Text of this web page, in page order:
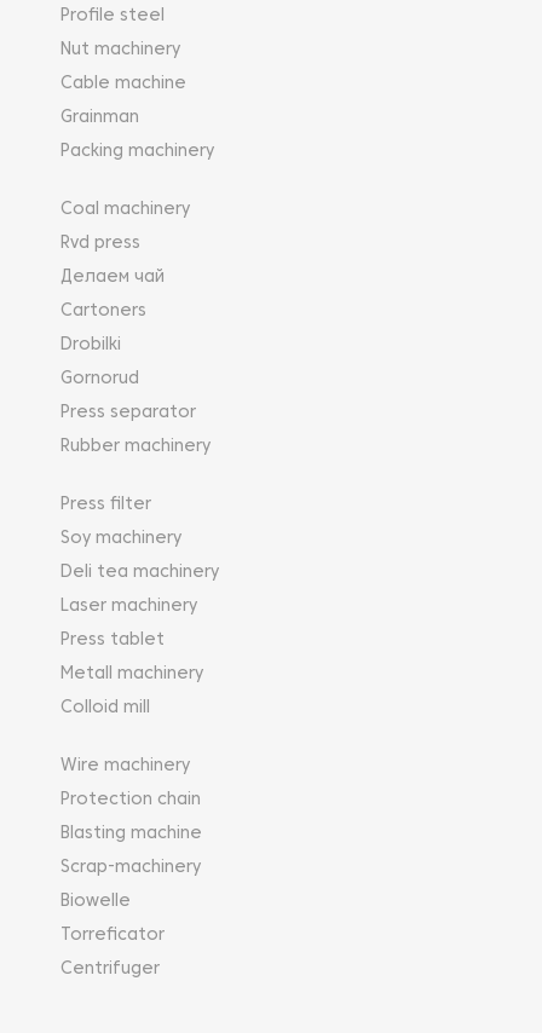
Profile steel
Nut machinery
Cable machine
Grainman
Packing machinery
Coal machinery
Rvd press
Делаем чай
Cartoners
Drobilki
Gornorud
Press separator
Rubber machinery
Press filter
Soy machinery
Deli tea machinery
Laser machinery
Press tablet
Metall machinery
Colloid mill
Wire machinery
Protection chain
Blasting machine
Scrap-machinery
Biowelle
Torreficator
Centrifuger